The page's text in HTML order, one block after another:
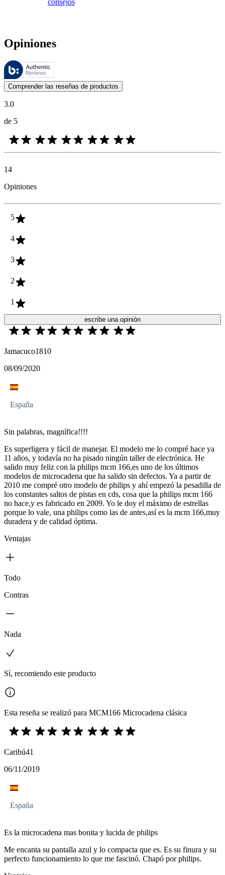
consejos
Opiniones
Estas reseñas las gestiona Bazaarvoice y cumplen con la política de
Las opiniones de los clientes en forma de reseñas de productos y
Comprender las reseñas de productos
3.0
de 5
14
Opiniones
5
4
3
2
1
escribe una opinión
Jamacuco1810
08/09/2020
España
Sin palabras, magnífica!!!!
Es superligera y fácil de manejar. El modelo me lo compré hace ya
11 años, y todavía no ha pisado ningún taller de electrónica. He
salido muy feliz con la philips mcm 166,es uno de los últimos
modelos de microcadena que ha salido sin defectos. Ya a partir de
2010 me compré otro modelo de philips y ahí empezó la pesadilla de
los constantes saltos de pistas en cds, cosa que la philips mcm 166
no hace,y es fabricado en 2009. Yo le doy el máximo de estrellas
porque lo vale, una philips como las de antes,así es la mcm 166,muy
duradera y de calidad óptima.
Ventajas
Todo
Contras
Nada
Sí, recomiendo este producto
Esta reseña se realizó para MCM166 Microcadena clásica
Caribú41
06/11/2019
España
Es la microcadena mas bonita y lucida de philips
Me encanta su pantalla azul y lo compacta que es. Es su finura y su
perfecto funcionamiento lo que me fascinó. Chapó por philips.